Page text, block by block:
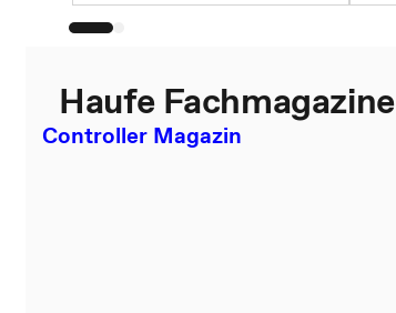
Haufe Fachmagazine
Controller Magazin